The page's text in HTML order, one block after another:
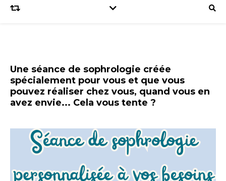
Une séance de sophrologie créée
spécialement pour vous et que vous
pouvez réaliser chez vous, quand vous en
avez envie... Cela vous tente ?